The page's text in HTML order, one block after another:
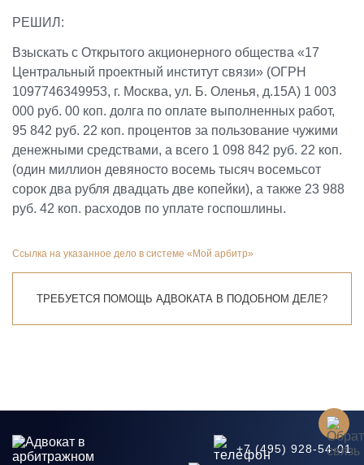
РЕШИЛ:
Взыскать с Открытого акционерного общества «17
Центральный проектный институт связи» (ОГРН
1097746349953, г. Москва, ул. Б. Оленья, д.15А) 1 003
000 руб. 00 коп. долга по оплате выполненных работ,
95 842 руб. 22 коп. процентов за пользование чужими
денежными средствами, а всего 1 098 842 руб. 22 коп.
(один миллион девяносто восемь тысяч восемьсот
сорок два рубля двадцать две копейки), а также 23 988
руб. 42 коп. расходов по уплате госпошлины.
Ссылка на указанное дело в системе «Мой арбитр»
ТРЕБУЕТСЯ ПОМОЩЬ АДВОКАТА В ПОДОБНОМ ДЕЛЕ?
+7 (495) 928-54-01